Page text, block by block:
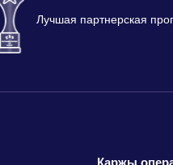
Лучшая партнерская